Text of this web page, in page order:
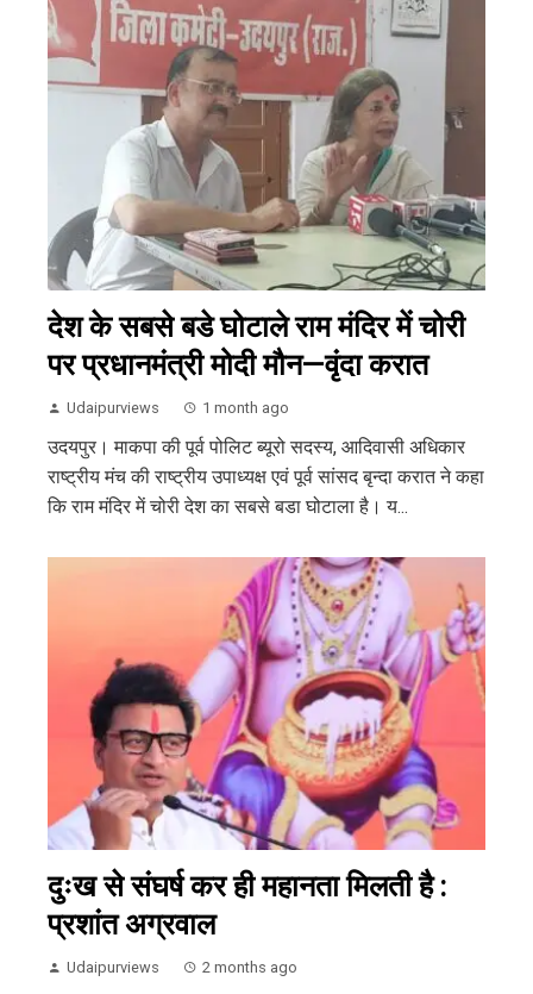
देश के सबसे बडे घोटाले राम मंदिर में चोरी
पर प्रधानमंत्री मोदी मौन—वृंदा करात
Udaipurviews 1 month ago
उदयपुर। माकपा की पूर्व पोलिट ब्यूरो सदस्य, आदिवासी अधिकार
राष्ट्रीय मंच की राष्ट्रीय उपाध्यक्ष एवं पूर्व सांसद बृन्दा करात ने कहा
कि राम मंदिर में चोरी देश का सबसे बडा घोटाला है। य...
दुःख से संघर्ष कर ही महानता मिलती है :
प्रशांत अग्रवाल
Udaipurviews 2 months ago